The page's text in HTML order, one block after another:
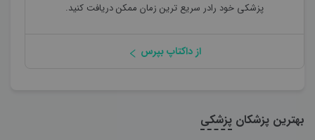
پزشکی خود رادر سریع ترین زمان ممکن دریافت کنید.
از داکتاپ بپرس
بهترین پزشکان پزشکی